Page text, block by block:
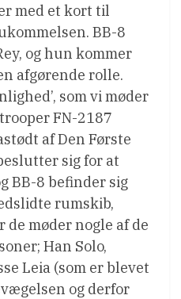
med et kort til
BB-8
og hun kommer
afgørende rolle.
som vi møder
FN-2187
af Den Første
sig for at
BB-8 befinder sig
rumskib,
møder nogle af de
Han Solo,
Leia (som er blevet
og derfor